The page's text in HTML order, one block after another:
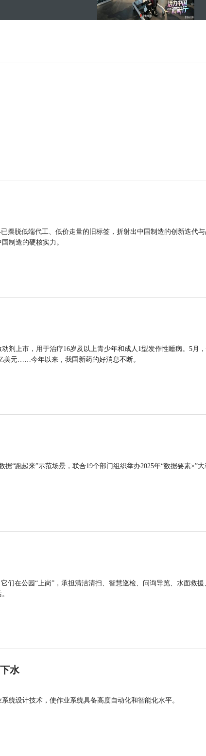
摆脱低端代工、低价走量的旧标签，折射出中国制造的创新迭代
制造的硬核实力。
剂上市，用于治疗16岁及以上青少年和成人1型发作性睡病。5月
美元……今年以来，我国新药的好消息不断。
“跑起来”示范场景，联合19个部门组织举办2025年“数据要素×”大
们在公园“上岗”，承担清洁清扫、智慧巡检、问询导览、水面救援
水
统设计技术，使作业系统具备高度自动化和智能化水平。